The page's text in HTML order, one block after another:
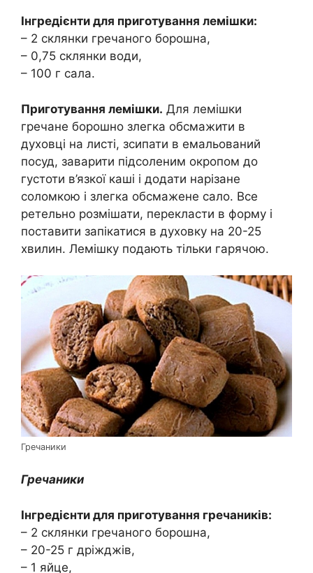
Інгредієнти для приготування лемішки:
– 2 склянки гречаного борошна,
– 0,75 склянки води,
– 100 г сала.
Приготування лемішки. Для лемішки
гречане борошно злегка обсмажити в
духовці на листі, зсипати в емальований
посуд, заварити підсоленим окропом до
густоти в’язкої каші і додати нарізане
соломкою і злегка обсмажене сало. Все
ретельно розмішати, перекласти в форму і
поставити запікатися в духовку на 20-25
хвилин. Лемішку подають тільки гарячою.
Гречаники
Гречаники
Інгредієнти для приготування гречаників:
– 2 склянки гречаного борошна,
– 20-25 г дріжджів,
– 1 яйце,